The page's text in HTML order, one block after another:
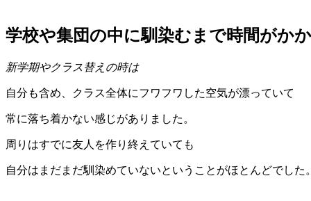
学校や集団の中に馴染むまで時間がか
新学期やクラス替えの時は
自分も含め、クラス全体にフワフワした空気が漂っていて
常に落ち着かない感じがありました。
周りはすでに友人を作り終えていても
自分はまだまだ馴染めていないということがほとんどでした。